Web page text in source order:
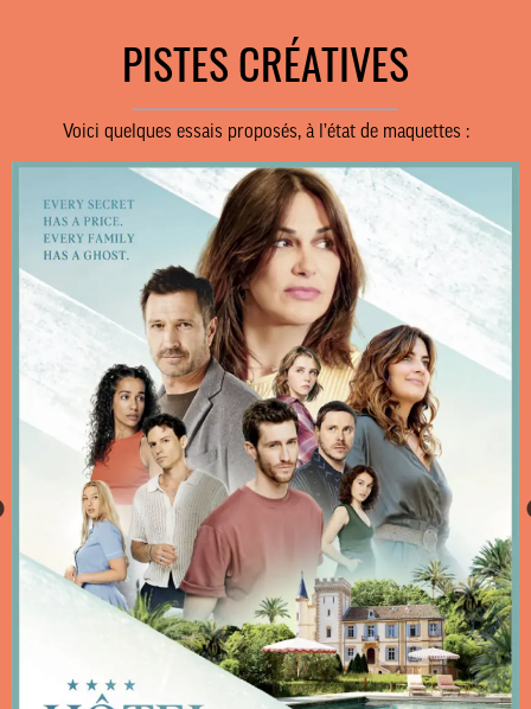
01 49 65 10 30
18, rue de Saisset – 92120 Montrouge
PISTES CRÉATIVES
Voici quelques essais proposés, à l’état de maquettes :